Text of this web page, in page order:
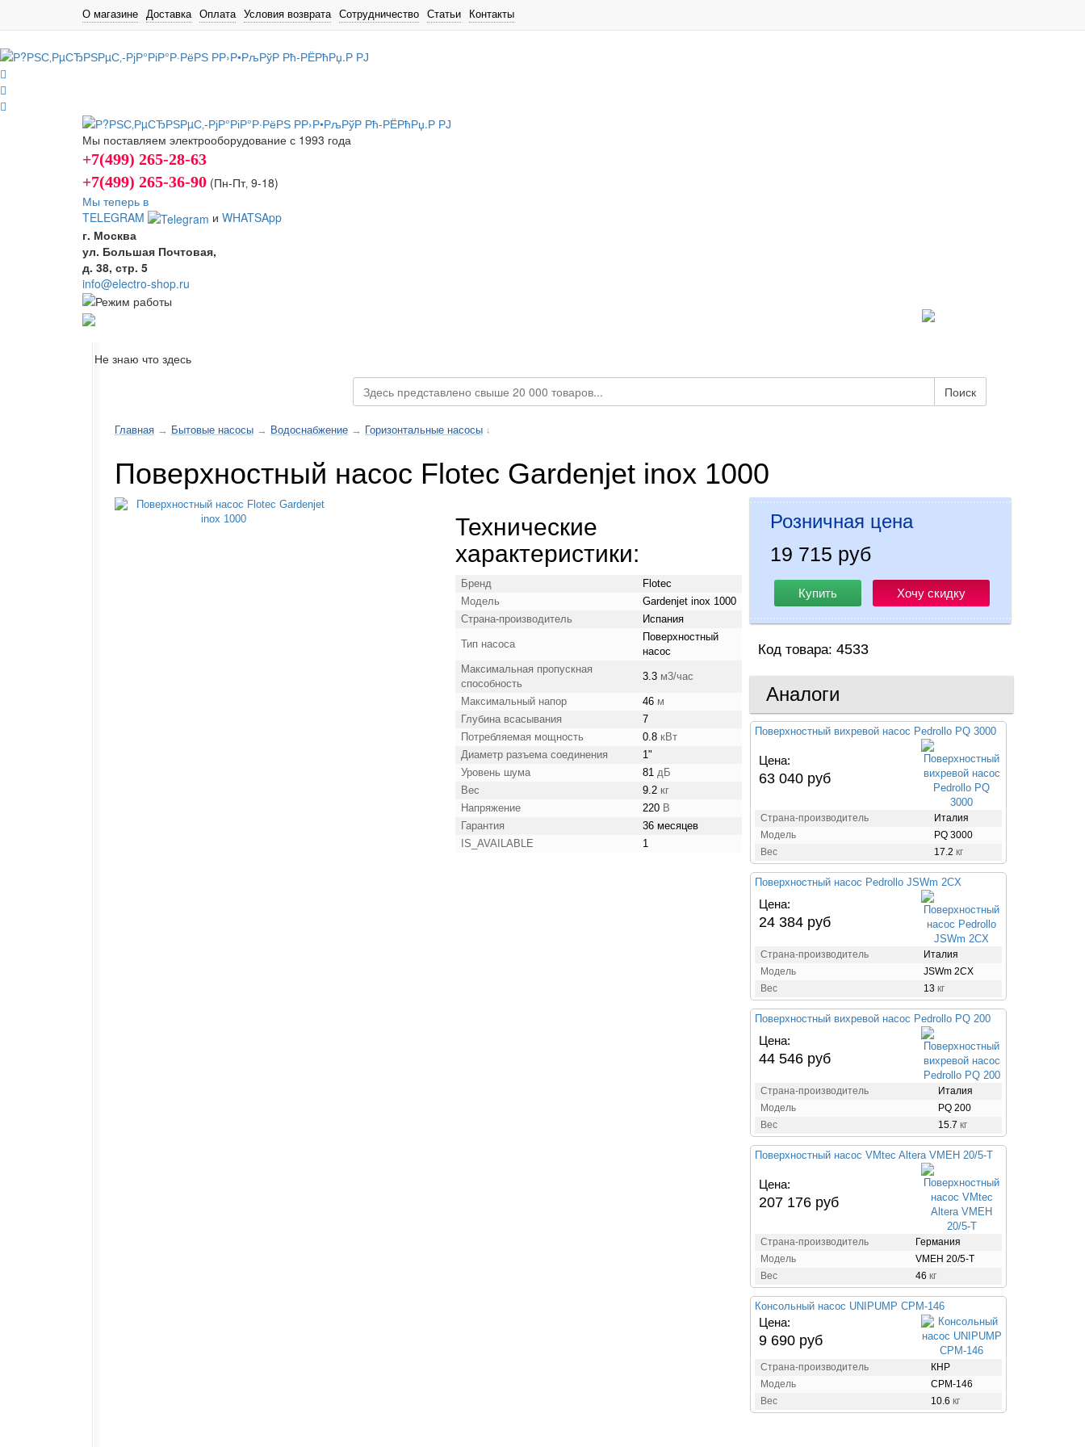
О магазине Доставка Оплата Условия возврата Сотрудничество Статьи Контакты
Мы поставляем электрооборудование с 1993 года
+7(499) 265-28-63
+7(499) 265-36-90 (Пн-Пт‚ 9-18)
Мы теперь в
TELEGRAM
и WHATSApp
г. Москва
ул. Большая Почтовая,
д. 38, стр. 5
info@electro-shop.ru
Не знаю что здесь
Поиск
Главная → Бытовые насосы → Водоснабжение → Горизонтальные насосы ↓
Поверхностный насос Flotec Gardenjet inox 1000
Технические
характеристики:
Бренд
Flotec
Модель
Gardenjet inox 1000
Страна-производитель
Испания
Тип насоса
Поверхностный
насос
Максимальная пропускная
способность
3.3 м3/час
Максимальный напор 46 м
Глубина всасывания
7
Потребляемая мощность
0.8 кВт
Диаметр разъема соединения
1"
Уровень шума
81 дБ
Вес
9.2 кг
Напряжение
220 В
Гарантия
36 месяцев
IS_AVAILABLE
1
Розничная цена
19 715 руб
Купить Хочу скидку
Код товара: 4533
Аналоги
Поверхностный вихревой насос Pedrollo PQ 3000
Цена:
63 040 руб
Страна-производитель
Италия
Модель
PQ 3000
Вес
17.2 кг
Поверхностный насос Pedrollo JSWm 2CX
Цена:
24 384 руб
Страна-производитель
Италия
Модель
JSWm 2CX
Вес
13 кг
Поверхностный вихревой насос Pedrollo PQ 200
Цена:
44 546 руб
Страна-производитель
Италия
Модель
PQ 200
Вес
15.7 кг
Поверхностный насос VMtec Altera VMEH 20/5-T
Цена:
207 176 руб
Страна-производитель
Германия
Модель
VMEH 20/5-T
Вес
46 кг
Консольный насос UNIPUMP CPM-146
Цена:
9 690 руб
Страна-производитель
КНР
Модель
CPM-146
Вес
10.6 кг